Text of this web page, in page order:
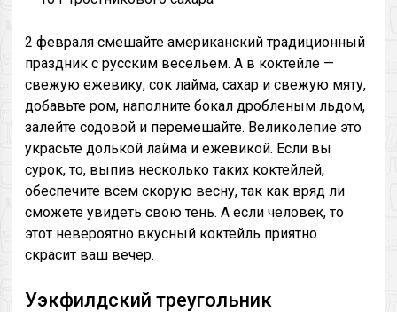
2 февраля смешайте американский традиционный
праздник с русским весельем. А в коктейле —
свежую ежевику, сок лайма, сахар и свежую мяту,
добавьте ром, наполните бокал дробленым льдом,
залейте содовой и перемешайте. Великолепие это
украсьте долькой лайма и ежевикой. Если вы
сурок, то, выпив несколько таких коктейлей,
обеспечите всем скорую весну, так как вряд ли
сможете увидеть свою тень. А если человек, то
этот невероятно вкусный коктейль приятно
скрасит ваш вечер.
Уэкфилдский треугольник